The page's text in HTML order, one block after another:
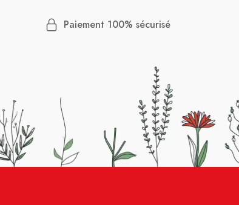
Paiement 100% sécurisé